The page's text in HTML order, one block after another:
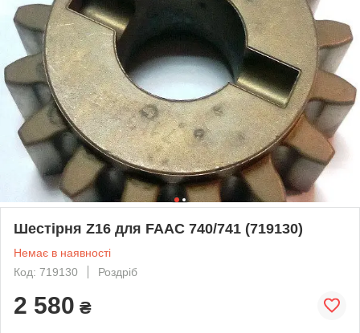
Шестірня Z16 для FAAC 740/741 (719130)
Немає в наявності
Код: 719130
Роздріб
2 580 ₴